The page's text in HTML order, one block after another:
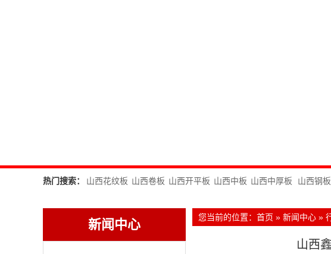
热门搜索： 山西花纹板 山西卷板 山西开平板 山西中板 山西中厚板 山西钢板
新闻中心 您当前的位置： 首页 » 新闻中心 »
山西